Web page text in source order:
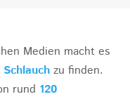
Medien macht es
Schlauch zu finden.
rund 120